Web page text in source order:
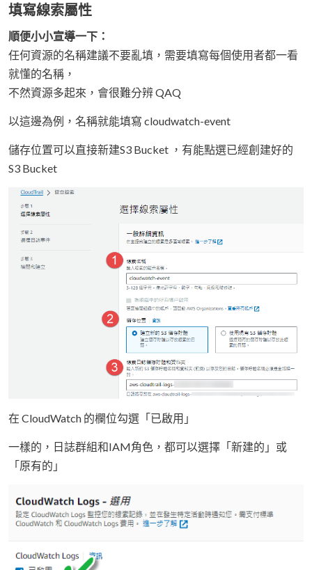
填寫線索屬性
順便小小宣導一下：
任何資源的名稱建議不要亂填，需要填寫每個使用者都一看
就懂的名稱，
不然資源多起來，會很難分辨 QAQ
以這邊為例，名稱就能填寫 cloudwatch-event
儲存位置可以直接新建S3 Bucket ，有能點選已經創建好的
S3 Bucket
在 CloudWatch 的欄位勾選「已啟用」
一樣的，日誌群組和IAM角色，都可以選擇「新建的」或
「原有的」